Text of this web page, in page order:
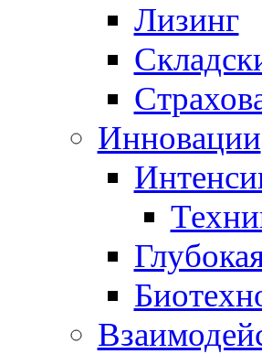
Лизинг
Инновации